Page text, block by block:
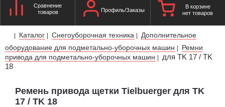
Сравнение
товаров
Профиль/Заказы
В корзине
нет товаров
| Каталог | Снегоуборочная техника |
Дополнительное
оборудование для подметально-уборочных машин |
Ремни
привода для подметально-уборочных машин |
для TK 17 / TK
18
Ремень привода щетки Tielbuerger для TK
17 / TK 18